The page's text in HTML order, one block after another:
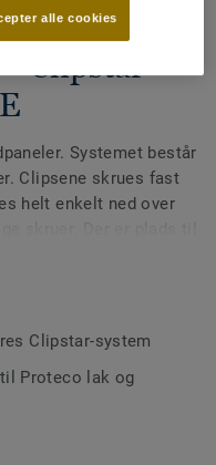
-
Clipstar -
Systemet består
Clipsene skrues fast
helt enkelt ned over
skruer, søm eller lim.
materiale, kan der
Clipstar-system
Proteco lak og
alle cookies